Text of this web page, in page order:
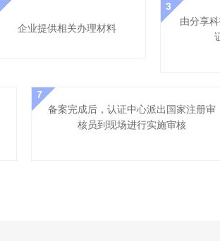
企业提供相关办理材料
由分享
3
备案完成后，认证中心派出国家注册审
核员到现场进行实施审核
7